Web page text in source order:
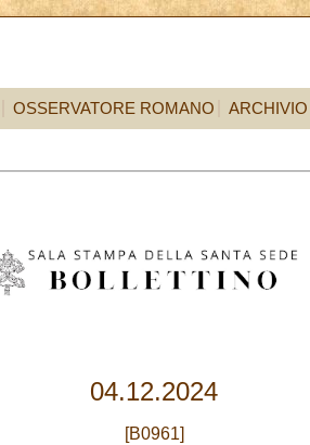
OSSERVATORE ROMANO
04.12.2024
[B0961]